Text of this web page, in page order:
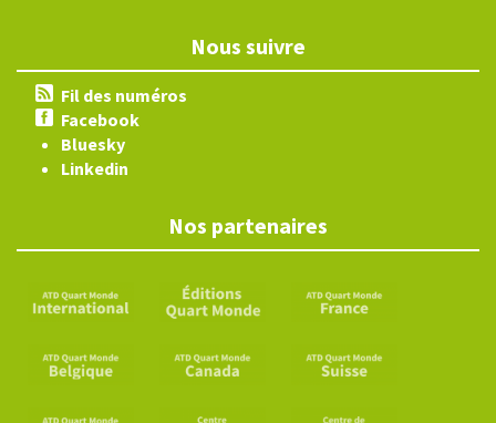
Nous suivre
Fil des numéros
Facebook
Bluesky
Linkedin
Nos partenaires